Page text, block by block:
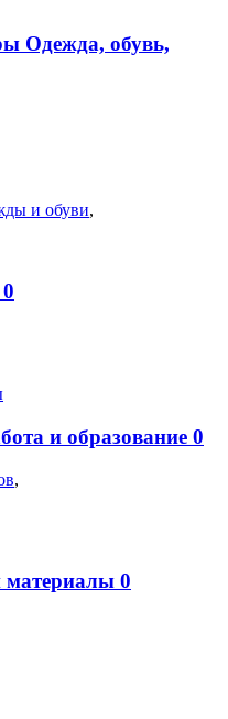
Одежда, обувь,
и обуви,
0
и образование 0
,
материалы 0